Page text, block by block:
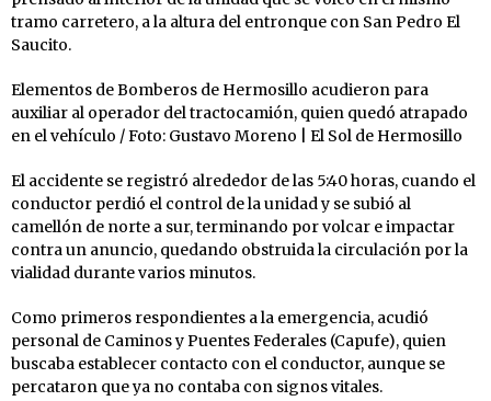
tramo carretero, a la altura del entronque con San Pedro El
Saucito.
Elementos de Bomberos de Hermosillo acudieron para
auxiliar al operador del tractocamión, quien quedó atrapado
en el vehículo / Foto: Gustavo Moreno | El Sol de Hermosillo
El accidente se registró alrededor de las 5:40 horas, cuando el
conductor perdió el control de la unidad y se subió al
camellón de norte a sur, terminando por volcar e impactar
contra un anuncio, quedando obstruida la circulación por la
vialidad durante varios minutos.
Como primeros respondientes a la emergencia, acudió
personal de Caminos y Puentes Federales (Capufe), quien
buscaba establecer contacto con el conductor, aunque se
percataron que ya no contaba con signos vitales.